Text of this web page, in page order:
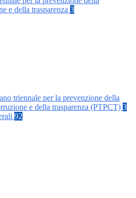
e della trasparenza 3
triennale per la prevenzione della
e della trasparenza (PTPCT) 3
92